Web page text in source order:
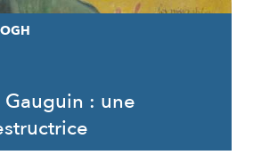
: une